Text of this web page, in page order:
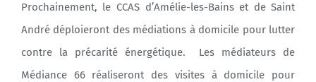
Prochainement, le CCAS d’Amélie-les-Bains et de Saint
André déploieront des médiations à domicile pour lutter
contre la précarité énergétique. Les médiateurs de
Médiance 66 réaliseront des visites à domicile pour